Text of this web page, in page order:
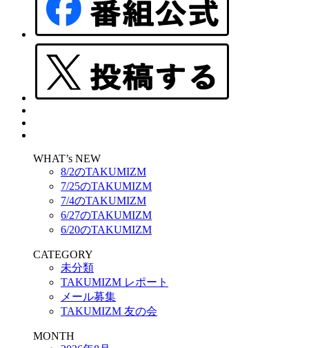
WHAT’s NEW
8/2のTAKUMIZM
7/25のTAKUMIZM
7/4のTAKUMIZM
6/27のTAKUMIZM
6/20のTAKUMIZM
CATEGORY
未分類
TAKUMIZM レポート
メール募集
TAKUMIZM 友の会
MONTH